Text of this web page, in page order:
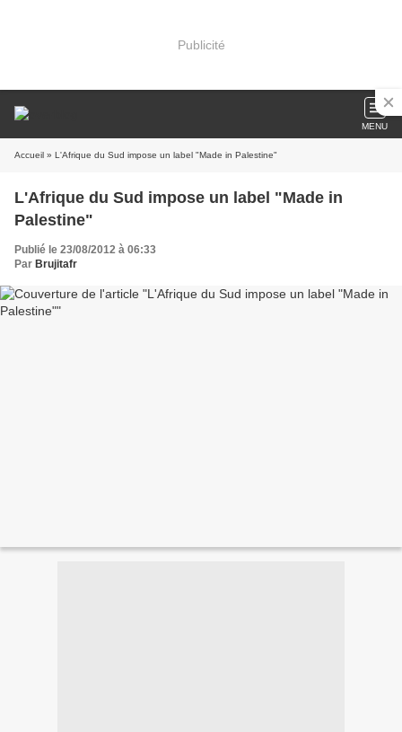
Publicité
MENU
Accueil » L'Afrique du Sud impose un label "Made in Palestine"
L'Afrique du Sud impose un label "Made in
Palestine"
Publié le 23/08/2012 à 06:33
Par Brujitafr